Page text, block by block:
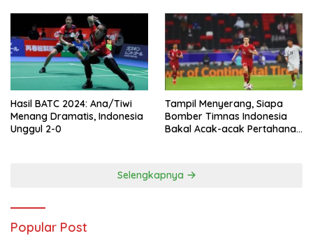
Hasil BATC 2024: Ana/Tiwi
Menang Dramatis, Indonesia
Unggul 2-0
Tampil Menyerang, Siapa
Bomber Timnas Indonesia
Bakal Acak-acak Pertahanan
Selengkapnya
Popular Post